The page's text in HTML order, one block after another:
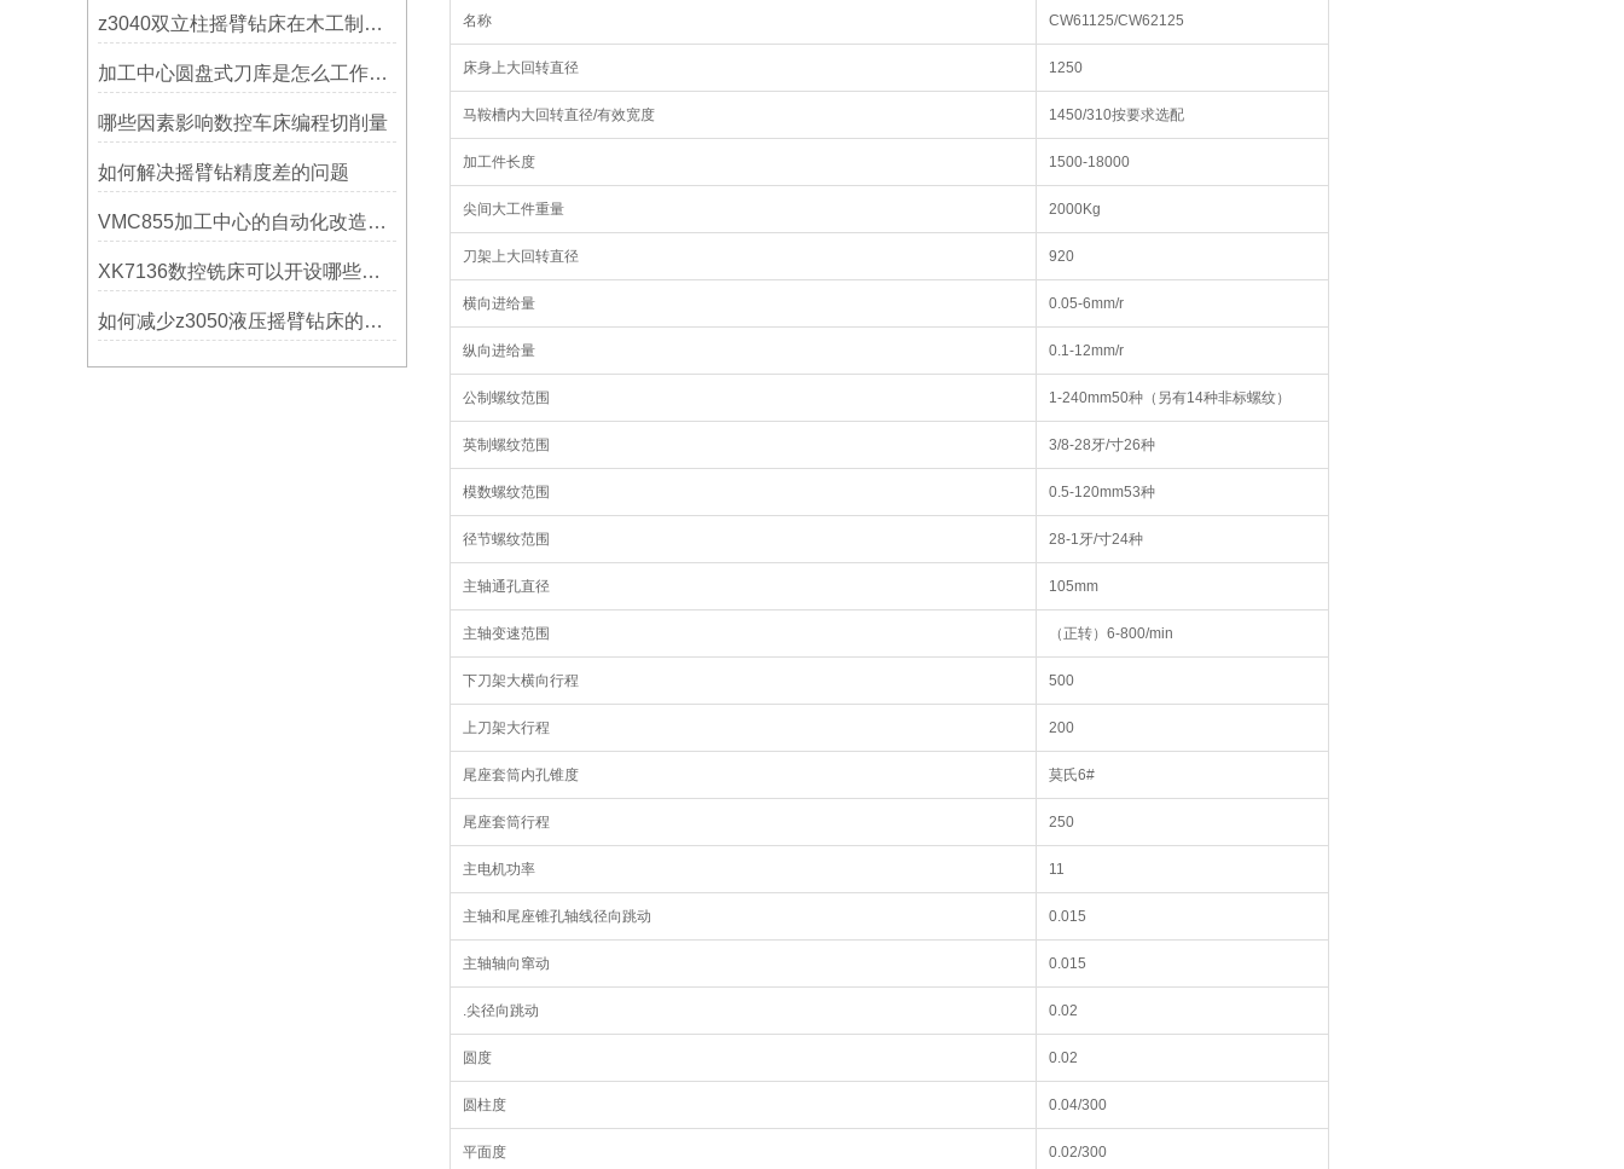
z3040双立柱摇臂钻床在木工制作中的应用
加工中心圆盘式刀库是怎么工作的？
哪些因素影响数控车床编程切削量
如何解决摇臂钻精度差的问题
VMC855加工中心的自动化改造与智能化应用说明
XK7136数控铣床可以开设哪些考核项目？
如何减少z3050液压摇臂钻床的故障和维修成本？
名称 CW61125/CW62125
床身上大回转直径 1250
马鞍槽内大回转直径/有效宽度 1450/310按要求选配
加工件长度 1500-18000
尖间大工件重量 2000Kg
刀架上大回转直径 920
横向进给量 0.05-6mm/r
纵向进给量 0.1-12mm/r
公制螺纹范围 1-240mm50种（另有14种非标螺纹）
英制螺纹范围 3/8-28牙/寸26种
模数螺纹范围 0.5-120mm53种
径节螺纹范围 28-1牙/寸24种
主轴通孔直径 105mm
主轴变速范围 （正转）6-800/min
下刀架大横向行程 500
上刀架大行程 200
尾座套筒内孔锥度 莫氏6#
尾座套筒行程 250
主电机功率 11
主轴和尾座锥孔轴线径向跳动 0.015
主轴轴向窜动 0.015
.尖径向跳动 0.02
圆度 0.02
圆柱度 0.04/300
平面度 0.02/300